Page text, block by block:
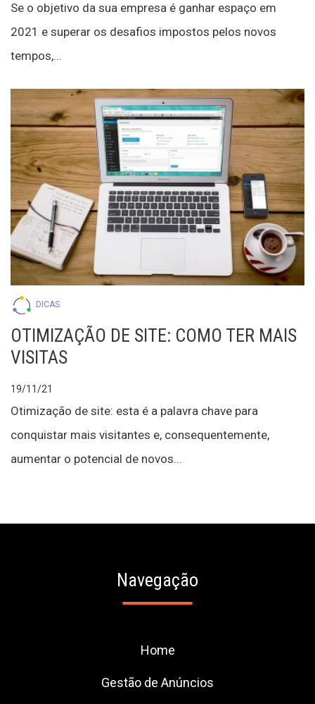
Se o objetivo da sua empresa é ganhar espaço em
2021 e superar os desafios impostos pelos novos
tempos,...
DICAS
OTIMIZAÇÃO DE SITE: COMO TER MAIS
VISITAS
19/11/21
Otimização de site: esta é a palavra chave para
conquistar mais visitantes e, consequentemente,
aumentar o potencial de novos...
Navegação
Home
Gestão de Anúncios